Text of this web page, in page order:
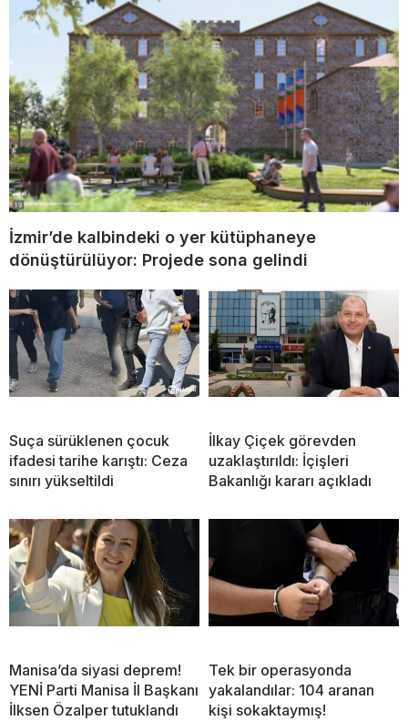
İzmir’de kalbindeki o yer kütüphaneye
dönüştürülüyor: Projede sona gelindi
Suça sürüklenen çocuk
ifadesi tarihe karıştı: Ceza
sınırı yükseltildi
İlkay Çiçek görevden
uzaklaştırıldı: İçişleri
Bakanlığı kararı açıkladı
Manisa’da siyasi deprem!
YENİ Parti Manisa İl Başkanı
İlksen Özalper tutuklandı
Tek bir operasyonda
yakalandılar: 104 aranan
kişi sokaktaymış!